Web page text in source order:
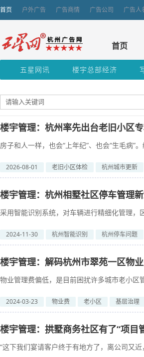
首页 户外广告 广告商情 广告公司 广告人
首页
五星网讯 楼宇总部经济
楼宇管理：杭州率先出台老旧小区
房子和人一样，也会“上年纪”、也会“生毛病
2026-08-01 老旧小区体检 杭州城市更新
楼宇管理：杭州相墅社区停车管理
采用智能识别系统，对车辆进行精细化管理，
2024-11-30 杭州智能识别 杭州停车问题
楼宇管理：解码杭州市翠苑一区物
物业管理费偏低，是目前困扰许多城市老小区
2024-03-23 物业费 老小区 基层治理
楼宇管理：拱墅商务社区有了“项目
“这下我们宴请客户终于有地方了，离公司又